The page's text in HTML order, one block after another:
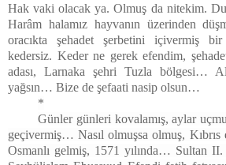
Hak vaki olacak ya. Olmuş da nitekim.
Harâm halamız hayvanın üzerinden
oracıkta şehadet şerbetini içivermiş
kedersiz. Keder ne gerek efendim,
adası, Larnaka şehri Tuzla bölgesi…
yağsın… Bize de şefaati nasip olsun…
*
Günler günleri kovalamış, aylar
geçivermiş… Nasıl olmuşsa olmuş, Kıbrıs
Osmanlı gelmiş, 1571 yılında… Sultan II.